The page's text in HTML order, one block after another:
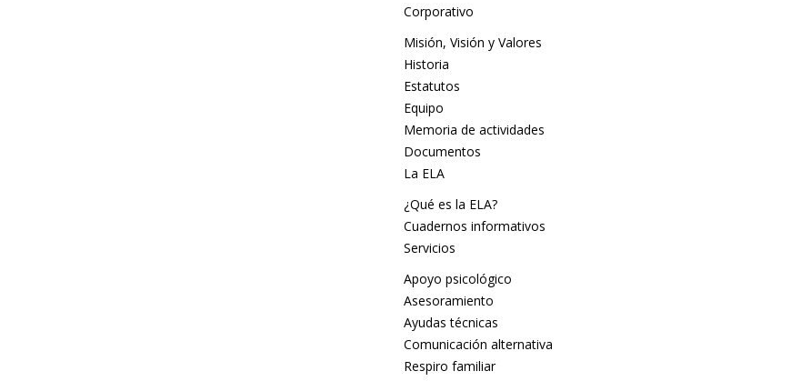
Corporativo
Misión, Visión y Valores
Historia
Estatutos
Equipo
Memoria de actividades
Documentos
La ELA
¿Qué es la ELA?
Cuadernos informativos
Servicios
Apoyo psicológico
Asesoramiento
Ayudas técnicas
Comunicación alternativa
Respiro familiar